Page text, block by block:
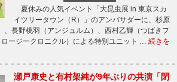
夏休みの人気イベント「大昆虫展 in 東京スカ
イツリータウン（R）」のアンバサダーに、杉原
、長野桃羽（アンジュルム）、西村乙輝（つばきフ
ージークロニクル）による特別ユニット … 続きを
瀬戸康史と有村架純が9年ぶりの共演「閉